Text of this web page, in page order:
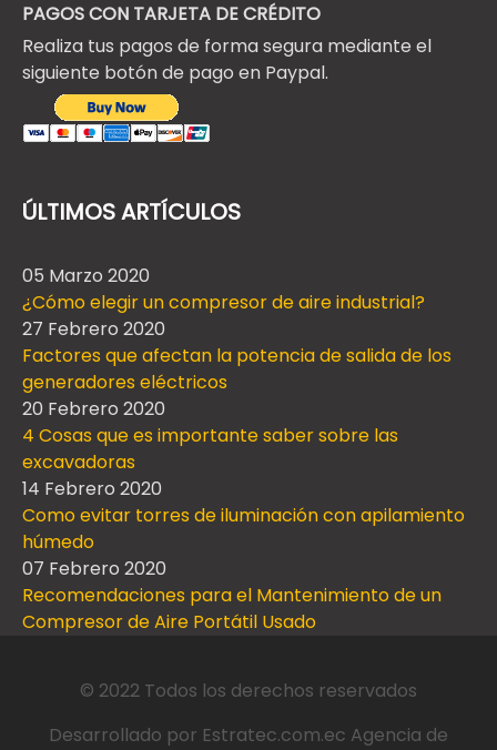
PAGOS CON TARJETA DE CRÉDITO
Realiza tus pagos de forma segura mediante el
siguiente botón de pago en Paypal.
ÚLTIMOS ARTÍCULOS
05 Marzo 2020
¿Cómo elegir un compresor de aire industrial?
27 Febrero 2020
Factores que afectan la potencia de salida de los
generadores eléctricos
20 Febrero 2020
4 Cosas que es importante saber sobre las
excavadoras
14 Febrero 2020
Como evitar torres de iluminación con apilamiento
húmedo
07 Febrero 2020
Recomendaciones para el Mantenimiento de un
Compresor de Aire Portátil Usado
© 2022 Todos los derechos reservados
Desarrollado por Estratec.com.ec Agencia de